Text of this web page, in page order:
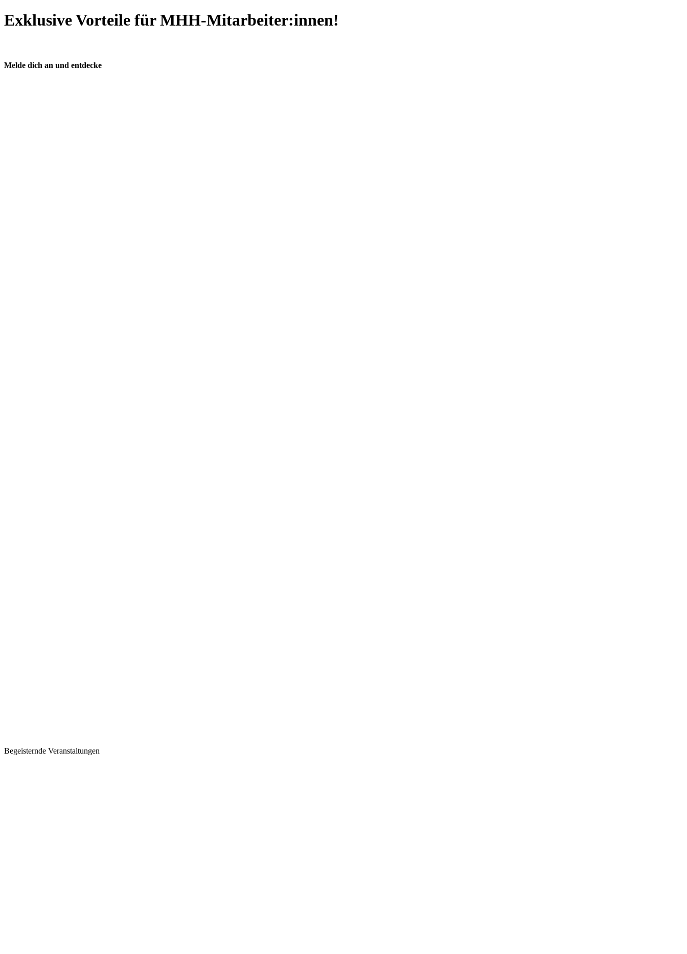
Exklusive Vorteile für MHH-Mitarbeiter:innen!
Melde dich an und entdecke
Begeisternde Veranstaltungen